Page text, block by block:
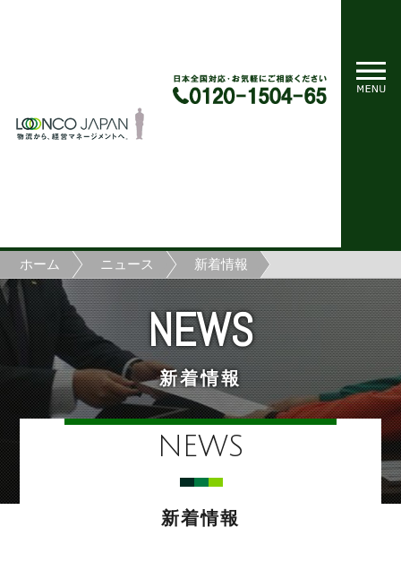
ホーム ニュース 新着情報
NEWS
新着情報
NEWS
新着情報